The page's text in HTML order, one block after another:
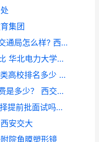
集团
研究生走人才引进去西南地区交通局怎么样? 西南交大车辆工程就业
兰州交大会计专业硕士的报录比 华北电力大学会计专硕报录比
99年四川音乐学院在全国音乐类高校排名多少 西南交大音乐系
西交大创新港宿舍单人间住宿费是多少？ 西交大宿舍
报考交大安泰MBA，一定要选择提前批面试吗？ 为什么我的mba提前面试不了
安交大
院角膜塑形镜